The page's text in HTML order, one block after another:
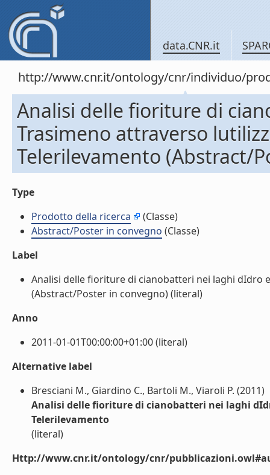
data.CNR.it
http://www.cnr.it/ontology/cnr/individuo/
Analisi delle fioriture di
Trasimeno attraverso
Telerilevamento (Abstract/
Type
Prodotto della ricerca
(Classe)
Abstract/Poster in convegno (Classe)
Label
Analisi delle fioriture di cianobatteri nei laghi dIdro
(Abstract/Poster in convegno) (literal)
Anno
2011-01-01T00:00:00+01:00 (literal)
Alternative label
Bresciani M., Giardino C., Bartoli M., Viaroli P. (2011)
Analisi delle fioriture di cianobatteri nei laghi
Telerilevamento
(literal)
Http://www.cnr.it/ontology/cnr/